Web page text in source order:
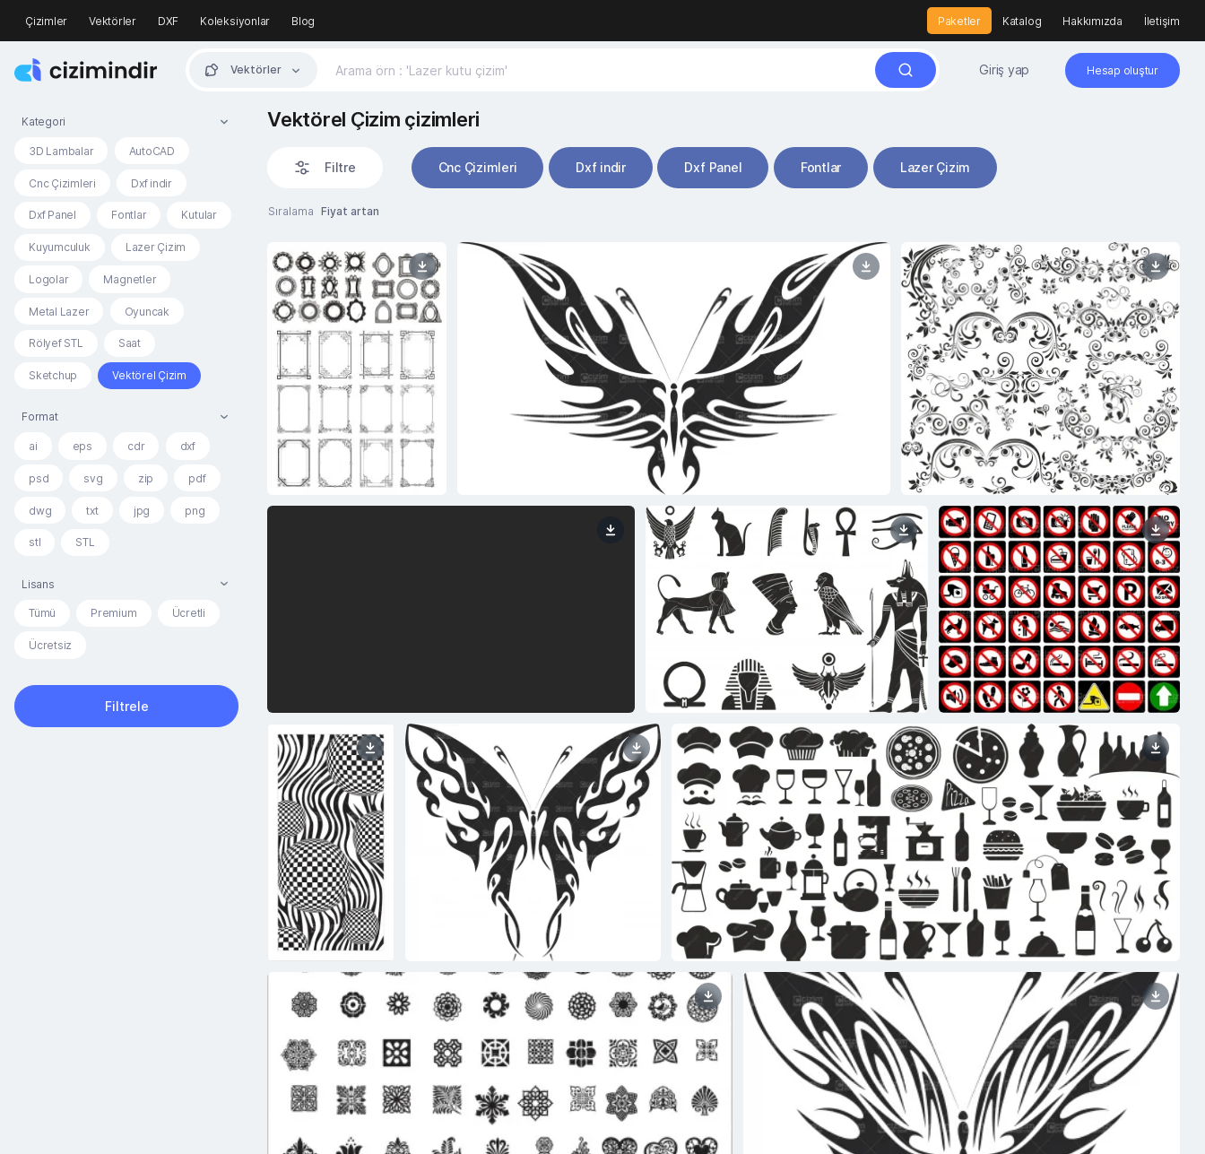
Çizimler Vektörler DXF Koleksiyonlar Blog Paketler Katalog Hakkımızda İletişim
Vektörler Giriş yap Hesap oluştur
Kategori
3D Lambalar AutoCAD
Cnc Çizimleri Dxf indir
Dxf Panel Fontlar Kutular
Kuyumculuk Lazer Çizim
Logolar Magnetler
Metal Lazer Oyuncak
Rölyef STL Saat
Sketchup Vektörel Çizim
Format
ai eps cdr dxf
psd svg zip pdf
dwg txt jpg png
stl STL
Lisans
Tümü Premium Ücretli
Ücretsiz
Filtrele
Vektörel Çizim çizimleri
Filtre Cnc Çizimleri Dxf indir Dxf Panel Fontlar Lazer Çizim
Sıralama Fiyat artan